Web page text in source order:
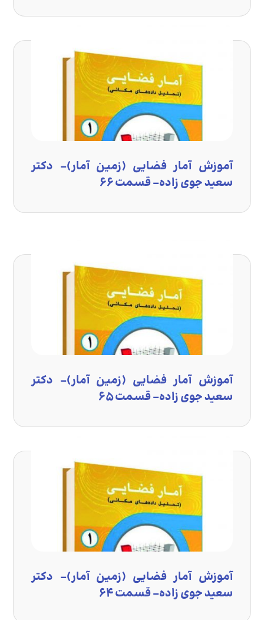
آموزش آمار فضایی (زمین آمار)- دکتر
سعید جوی زاده- قسمت ۶۶
آموزش آمار فضایی (زمین آمار)- دکتر
سعید جوی زاده- قسمت ۶۵
آموزش آمار فضایی (زمین آمار)- دکتر
سعید جوی زاده- قسمت ۶۴